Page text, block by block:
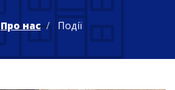
Про нас Події